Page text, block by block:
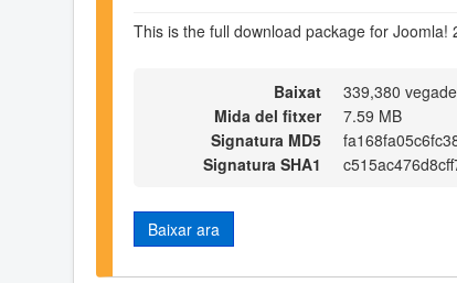
This is the full download package for Joomla!
Baixat
339,380
Mida del fitxer
7.59 MB
Signatura MD5
Signatura SHA1
Baixar ara